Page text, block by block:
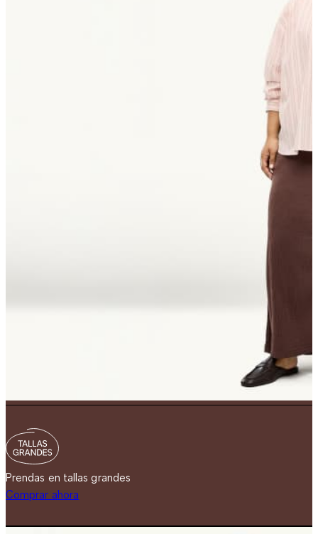
Prendas en tallas grandes
Comprar ahora